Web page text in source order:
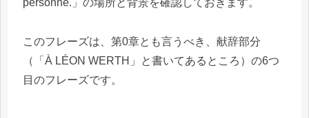
personne.」の場所と背景を確認しておきます。
このフレーズは、第0章とも言うべき、献辞部分
（「À LÉON WERTH」と書いてあるところ）の6つ
目のフレーズです。